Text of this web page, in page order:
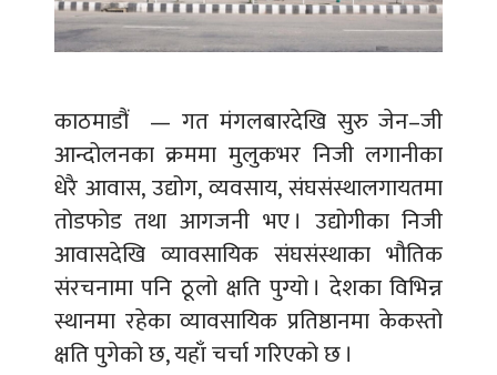
काठमाडौं — गत मंगलबारदेखि सुरु जेन–जी
आन्दोलनका क्रममा मुलुकभर निजी लगानीका
धेरै आवास, उद्योग, व्यवसाय, संघसंस्थालगायतमा
तोडफोड तथा आगजनी भए । उद्योगीका निजी
आवासदेखि व्यावसायिक संघसंस्थाका भौतिक
संरचनामा पनि ठूलो क्षति पुग्यो । देशका विभिन्न
स्थानमा रहेका व्यावसायिक प्रतिष्ठानमा केकस्तो
क्षति पुगेको छ, यहाँ चर्चा गरिएको छ ।